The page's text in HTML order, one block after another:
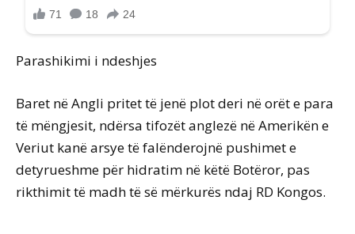
Parashikimi i ndeshjes
Baret në Angli pritet të jenë plot deri në orët e para
të mëngjesit, ndërsa tifozët anglezë në Amerikën e
Veriut kanë arsye të falënderojnë pushimet e
detyrueshme për hidratim në këtë Botëror, pas
rikthimit të madh të së mërkurës ndaj RD Kongos.